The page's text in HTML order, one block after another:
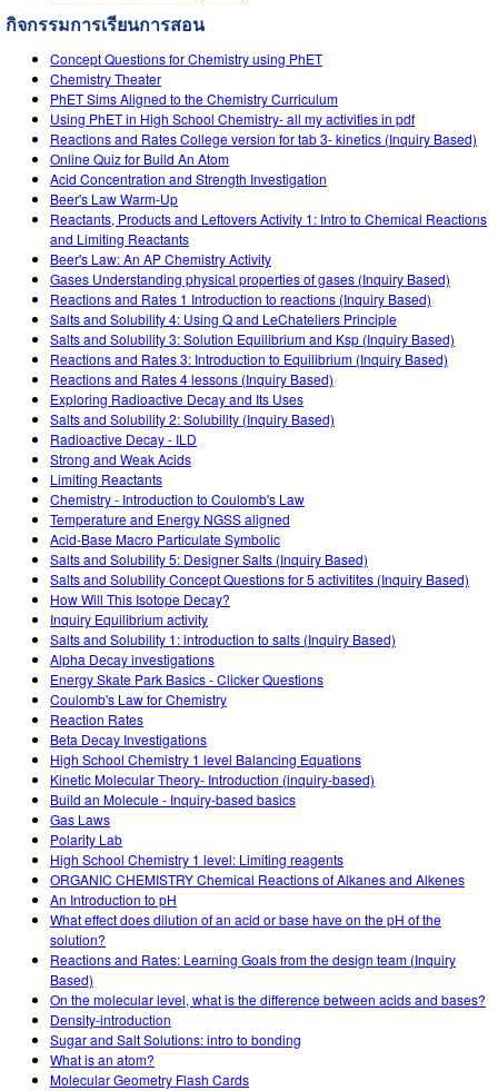
กิจกรรมการเรียนการสอน
Concept Questions for Chemistry using PhET
Chemistry Theater
PhET Sims Aligned to the Chemistry Curriculum
Using PhET in High School Chemistry- all my activities in pdf
Reactions and Rates College version for tab 3- kinetics (Inquiry Based)
Online Quiz for Build An Atom
Acid Concentration and Strength Investigation
Beer's Law Warm-Up
Reactants, Products and Leftovers Activity 1: Intro to Chemical Reactions
and Limiting Reactants
Beer's Law: An AP Chemistry Activity
Gases Understanding physical properties of gases (Inquiry Based)
Reactions and Rates 1 Introduction to reactions (Inquiry Based)
Salts and Solubility 4: Using Q and LeChateliers Principle
Salts and Solubility 3: Solution Equilibrium and Ksp (Inquiry Based)
Reactions and Rates 3: Introduction to Equilibrium (Inquiry Based)
Reactions and Rates 4 lessons (Inquiry Based)
Exploring Radioactive Decay and Its Uses
Salts and Solubility 2: Solubility (Inquiry Based)
Radioactive Decay - ILD
Strong and Weak Acids
Limiting Reactants
Chemistry - Introduction to Coulomb's Law
Temperature and Energy NGSS aligned
Acid-Base Macro Particulate Symbolic
Salts and Solubility 5: Designer Salts (Inquiry Based)
Salts and Solubility Concept Questions for 5 activitites (Inquiry Based)
How Will This Isotope Decay?
Inquiry Equilibrium activity
Salts and Solubility 1: introduction to salts (Inquiry Based)
Alpha Decay investigations
Energy Skate Park Basics - Clicker Questions
Coulomb's Law for Chemistry
Reaction Rates
Beta Decay Investigations
High School Chemistry 1 level Balancing Equations
Kinetic Molecular Theory- Introduction (inquiry-based)
Build an Molecule - Inquiry-based basics
Gas Laws
Polarity Lab
High School Chemistry 1 level: Limiting reagents
ORGANIC CHEMISTRY Chemical Reactions of Alkanes and Alkenes
An Introduction to pH
What effect does dilution of an acid or base have on the pH of the
solution?
Reactions and Rates: Learning Goals from the design team (Inquiry
Based)
On the molecular level, what is the difference between acids and bases?
Density-introduction
Sugar and Salt Solutions: intro to bonding
What is an atom?
Molecular Geometry Flash Cards